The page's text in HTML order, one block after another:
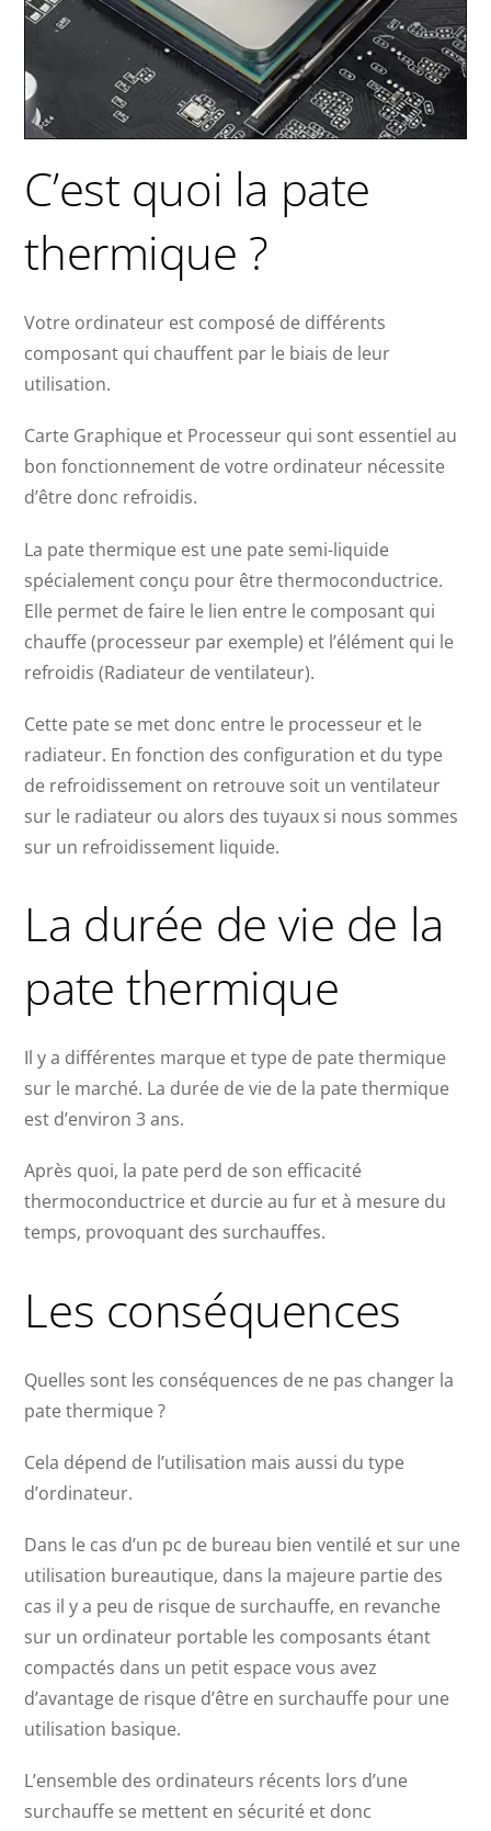
C’est quoi la pate
thermique ?
Votre ordinateur est composé de différents
composant qui chauffent par le biais de leur
utilisation.
Carte Graphique et Processeur qui sont essentiel au
bon fonctionnement de votre ordinateur nécessite
d’être donc refroidis.
La pate thermique est une pate semi-liquide
spécialement conçu pour être thermoconductrice.
Elle permet de faire le lien entre le composant qui
chauffe (processeur par exemple) et l’élément qui le
refroidis (Radiateur de ventilateur).
Cette pate se met donc entre le processeur et le
radiateur. En fonction des configuration et du type
de refroidissement on retrouve soit un ventilateur
sur le radiateur ou alors des tuyaux si nous sommes
sur un refroidissement liquide.
La durée de vie de la
pate thermique
Il y a différentes marque et type de pate thermique
sur le marché. La durée de vie de la pate thermique
est d’environ 3 ans.
Après quoi, la pate perd de son efficacité
thermoconductrice et durcie au fur et à mesure du
temps, provoquant des surchauffes.
Les conséquences
Quelles sont les conséquences de ne pas changer la
pate thermique ?
Cela dépend de l’utilisation mais aussi du type
d’ordinateur.
Dans le cas d’un pc de bureau bien ventilé et sur une
utilisation bureautique, dans la majeure partie des
cas il y a peu de risque de surchauffe, en revanche
sur un ordinateur portable les composants étant
compactés dans un petit espace vous avez
d’avantage de risque d’être en surchauffe pour une
utilisation basique.
L’ensemble des ordinateurs récents lors d’une
surchauffe se mettent en sécurité et donc